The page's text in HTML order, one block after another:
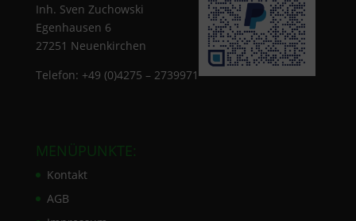
Inh. Sven Zuchowski
Egenhausen 6
27251 Neuenkirchen
Telefon: +49 (0)4275 – 2739971
MENÜPUNKTE:
Kontakt
AGB